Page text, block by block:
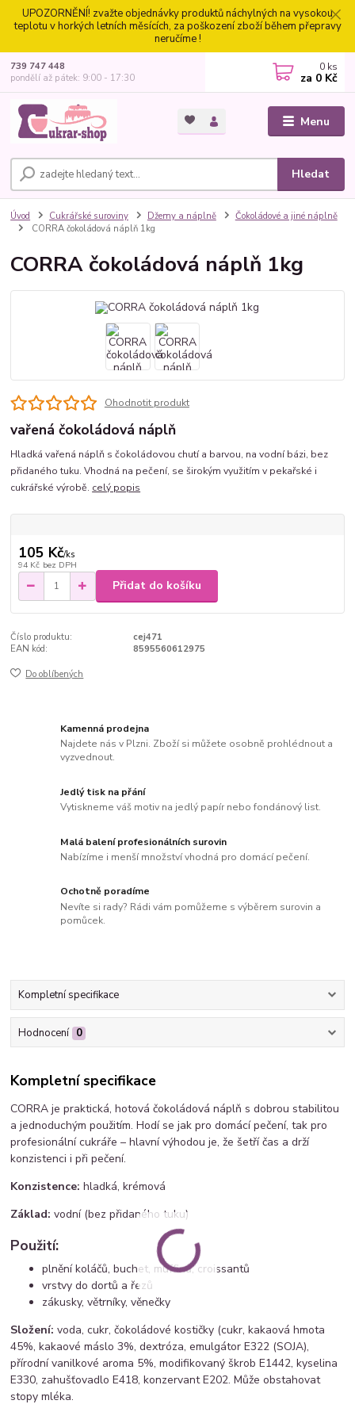
UPOZORNĚNÍ! zvažte objednávky produktů náchylných na vysokou
teplotu v horkých letních měsících, za poškození zboží během přepravy
neručíme !
Menu
Hledat
739 747 448
pondělí až pátek: 9:00 - 17:30
0 ks
za 0 Kč
Úvod Cukrářské suroviny Džemy a náplně
Čokoládové a jiné náplně
CORRA čokoládová náplň 1kg
CORRA čokoládová náplň 1kg
Ohodnotit produkt
vařená čokoládová náplň
Hladká vařená náplň s čokoládovou chutí a barvou, na vodní bázi, bez
přidaného tuku. Vhodná na pečení, se širokým využitím v pekařské i
cukrářské výrobě. celý popis
105 Kč/ks
94 Kč bez DPH
Přidat do košíku
Číslo produktu:
cej471
EAN kód:
8595560612975
Do oblíbených
Kamenná prodejna
Najdete nás v Plzni. Zboží si můžete osobně prohlédnout a
vyzvednout.
Jedlý tisk na přání
Vytiskneme váš motiv na jedlý papír nebo fondánový list.
Malá balení profesionálních surovin
Nabízíme i menší množství vhodná pro domácí pečení.
Ochotně poradíme
Nevíte si rady? Rádi vám pomůžeme s výběrem surovin a
pomůcek.
Kompletní specifikace
Hodnocení 0
Kompletní specifikace
CORRA je praktická, hotová čokoládová náplň s dobrou stabilitou
a jednoduchým použitím. Hodí se jak pro domácí pečení, tak pro
profesionální cukráře – hlavní výhodou je, že šetří čas a drží
konzistenci i při pečení.
Konzistence: hladká, krémová
Základ: vodní (bez přidaného tuku)
Použití:
plnění koláčů, buchet, muffinů, croissantů
vrstvy do dortů a řezů
zákusky, větrníky, věnečky
Složení: voda, cukr, čokoládové kostičky (cukr, kakaová hmota
45%, kakaové máslo 3%, dextróza, emulgátor E322 (SOJA),
přírodní vanilkové aroma 5%, modifikovaný škrob E1442, kyselina
E330, zahušťovadlo E418, konzervant E202. Může obstahovat
stopy mléka.